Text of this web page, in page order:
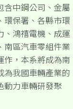
含中鋼公司、金屬
環保署、各縣市環
、鴻禧電機、成運
南區汽車零組件業
作，本系將成為南
為我國車輛產業的
動力車輛研發聚